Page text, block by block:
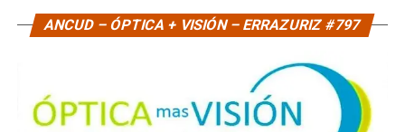
ANCUD – ÓPTICA + VISIÓN – ERRAZURIZ #797